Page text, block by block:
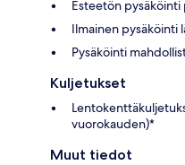
Esteetön pysäköinti
Ilmainen pysäköinti
Pysäköinti
Kuljetukset
vuorokauden)*
Muut tiedot